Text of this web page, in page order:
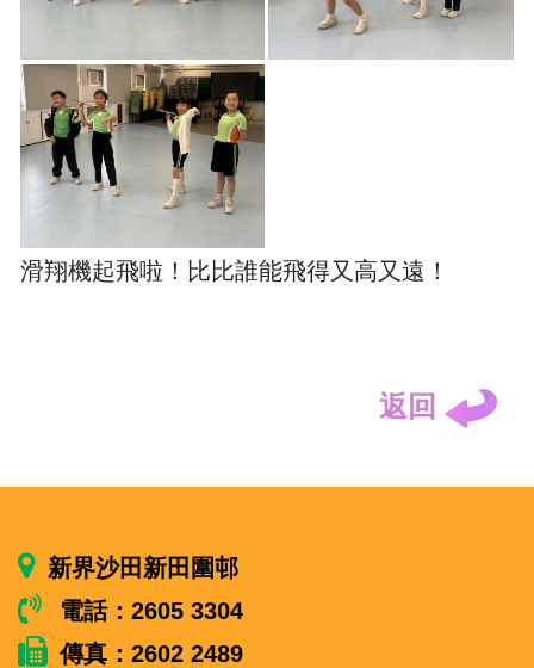
滑翔機起飛啦！比比誰能飛得又高又遠！
返回
新界沙田新田圍邨
電話：2605 3304
傳真：2602 2489